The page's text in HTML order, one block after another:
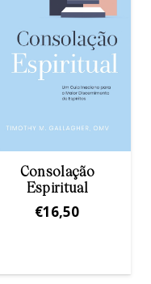
Jesus Cristo na
Espiritualidade
Inaciana